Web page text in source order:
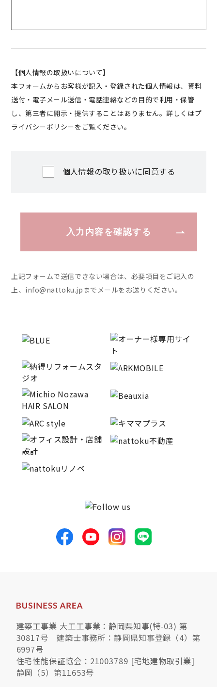
【個人情報の取扱いについて】
本フォームからお客様が記入・登録された個人情報は、資料
送付・電子メール送信・電話連絡などの目的で利用・保管
し、第三者に開示・提供することはありません。詳しくはプ
ライバシーポリシーをご覧ください。
個人情報の取り扱いに同意する
入力内容を確認する
上記フォームで送信できない場合は、必要項目をご記入の
上、 info@nattoku.jp までメールをお送りください。
建築工事業 大工工事業：静岡県知事(特-03) 第
30817号 建築士事務所：静岡県知事登録（4）第
6997号
住宅性能保証協会：21003789 [宅地建物取引業]
静岡（5）第11653号